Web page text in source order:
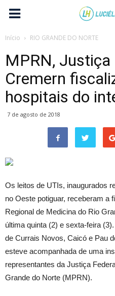
Início RIO GRANDE DO NORTE
MPRN, Justiça
Cremern
hospitais do
7 de agosto de 2018
Os leitos de UTIs, inaugurados
no Oeste potiguar, receberam a
Regional de Medicina do Rio
última quinta (2) e sexta-feira
de Currais Novos, Caicó e Pau
esteve acompanhada de uma
representantes da Justiça
Grande do Norte (MPRN).